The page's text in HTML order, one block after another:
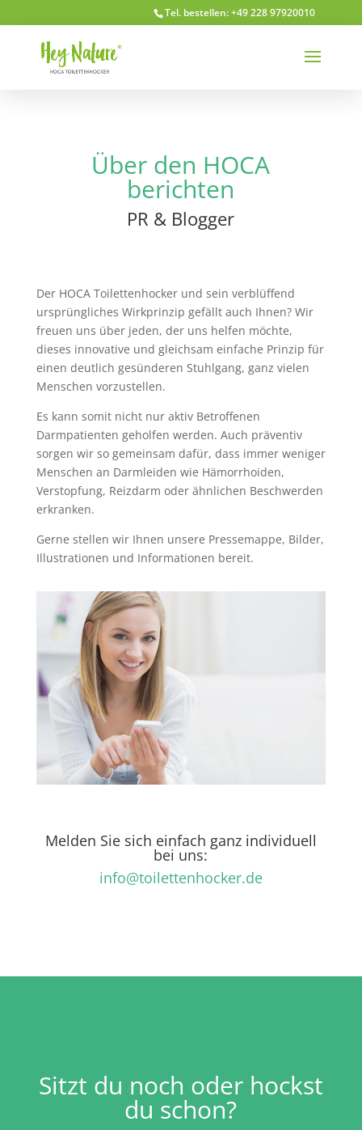
Tel. bestellen: +49 228 97920010
Über den HOCA
berichten
PR & Blogger
Der HOCA Toilettenhocker und sein verblüffend
ursprüngliches Wirkprinzip gefällt auch Ihnen? Wir
freuen uns über jeden, der uns helfen möchte,
dieses innovative und gleichsam einfache Prinzip für
einen deutlich gesünderen Stuhlgang, ganz vielen
Menschen vorzustellen.
Es kann somit nicht nur aktiv Betroffenen
Darmpatienten geholfen werden. Auch präventiv
sorgen wir so gemeinsam dafür, dass immer weniger
Menschen an Darmleiden wie Hämorrhoiden,
Verstopfung, Reizdarm oder ähnlichen Beschwerden
erkranken.
Gerne stellen wir Ihnen unsere Pressemappe, Bilder,
Illustrationen und Informationen bereit.
Melden Sie sich einfach ganz individuell
bei uns:
info@toilettenhocker.de
Sitzt du noch oder hockst
du schon?